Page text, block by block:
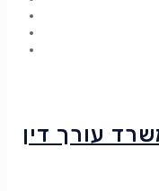
עורך דין